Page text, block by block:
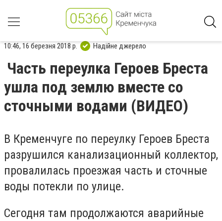
10:46, 16 березня 2018 р. Надійне джерело
Часть переулка Героев Бреста
ушла под землю вместе со
сточными водами (ВИДЕО)
В Кременчуге по переулку Героев Бреста
разрушился канализационный коллектор,
провалилась проезжая часть и сточные
воды потекли по улице.
Сегодня там продолжаются аварийные